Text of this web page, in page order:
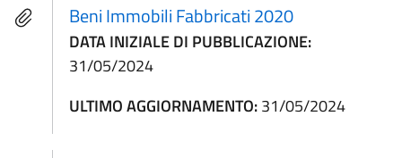
Beni Immobili Fabbricati 2020
DATA INIZIALE DI PUBBLICAZIONE:
31/05/2024
ULTIMO AGGIORNAMENTO:31/05/2024